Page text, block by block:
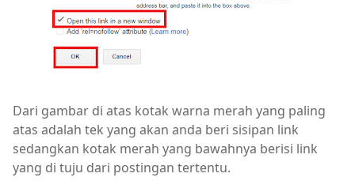
Dari gambar di atas kotak warna merah yang paling
atas adalah tek yang akan anda beri sisipan link
sedangkan kotak merah yang bawahnya berisi link
yang di tuju dari postingan tertentu.